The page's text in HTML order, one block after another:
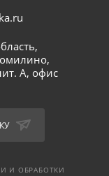
А, офис
И ОБРАБОТКИ